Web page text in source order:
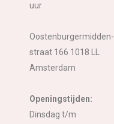
uur
Oostenburgermidden-
straat 166 1018 LL
Amsterdam
Openingstijden:
Dinsdag t/m